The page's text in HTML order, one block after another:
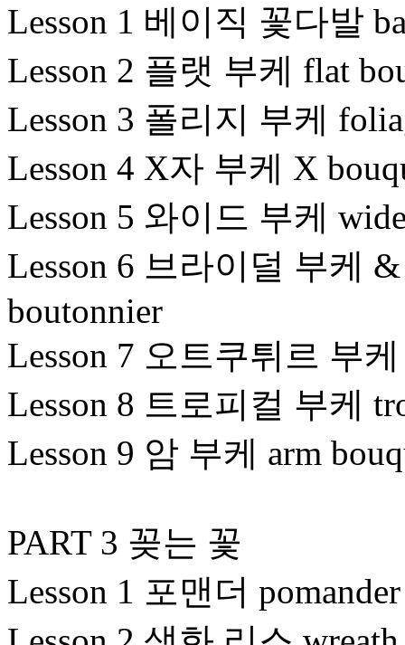
Lesson 1 베이직 꽃다발
Lesson 2 플랫 부케 flat
Lesson 3 폴리지 부케
Lesson 4 X자 부케 X
Lesson 5 와이드 부케
Lesson 6 브라이덜 부케
boutonnier
Lesson 7 오트쿠튀르 부케
Lesson 8 트로피컬 부케
Lesson 9 암 부케 arm
PART 3 꽂는 꽃
Lesson 1 포맨더 pomander